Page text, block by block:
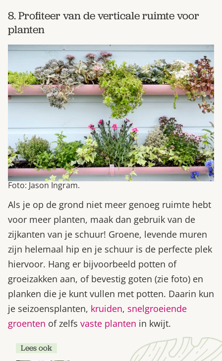
8. Profiteer van de verticale ruimte voor
planten
Foto: Jason Ingram.
Als je op de grond niet meer genoeg ruimte hebt
voor meer planten, maak dan gebruik van de
zijkanten van je schuur! Groene, levende muren
zijn helemaal hip en je schuur is de perfecte plek
hiervoor. Hang er bijvoorbeeld potten of
groeizakken aan, of bevestig goten (zie foto) en
planken die je kunt vullen met potten. Daarin kun
je seizoensplanten, kruiden, snelgroeiende
groenten of zelfs vaste planten in kwijt.
Lees ook